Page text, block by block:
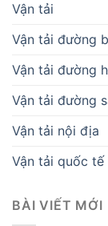
Vận tải
Vận tải đường
Vận tải đường
Vận tải đường
Vận tải nội địa
Vận tải quốc tế
BÀI VIẾT MỚI